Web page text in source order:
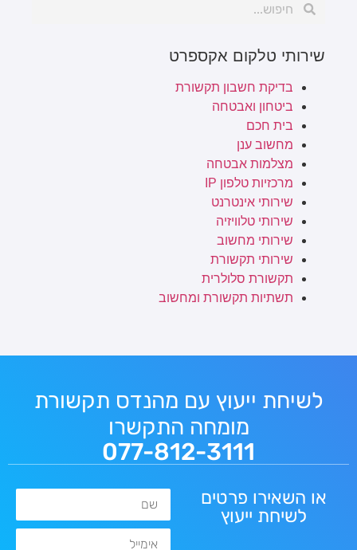
שירותי טלקום אקספרט
בדיקת חשבון תקשורת
ביטחון ואבטחה
בית חכם
מחשוב ענן
מצלמות אבטחה
מרכזיות טלפון IP
שירותי אינטרנט
שירותי טלוויזיה
שירותי מחשוב
שירותי תקשורת
תקשורת סלולרית
תשתיות תקשורת ומחשוב
לשיחת ייעוץ עם מהנדס תקשורת
מומחה התקשרו
077-812-3111
או השאירו פרטים
לשיחת ייעוץ
שם